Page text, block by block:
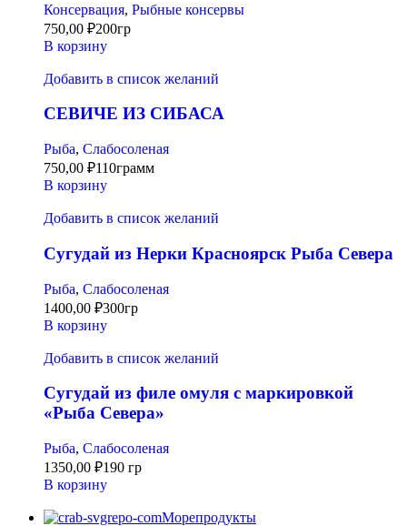
Консервация, Рыбные консервы
750,00 ₽200гр
В корзину
Добавить в список желаний
СЕВИЧЕ ИЗ СИБАСА
Рыба, Слабосоленая
750,00 ₽110грамм
В корзину
Добавить в список желаний
Сугудай из Нерки Красноярск Рыба Севера
Рыба, Слабосоленая
1400,00 ₽300гр
В корзину
Добавить в список желаний
Сугудай из филе омуля с маркировкой
«Рыба Севера»
Рыба, Слабосоленая
1350,00 ₽190 гр
В корзину
Морепродукты